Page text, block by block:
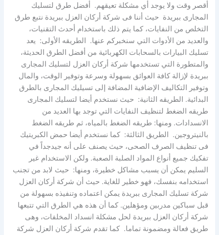
أقصر وقت ولا يوجد أي مشكلة تعيقهم. أفضل طرق لتسليك
المجارى ببريدة حيث أننا فى شركة أركان العزل ببريدة نتبع طرق
التخلص من النفايات، كما يتم ذلك باستخدام أحدث التقنيات،
والعديد من الأدوات التي سنخبركم عنها. الطريقه الأولى: يعد
تسليك البيارات بالسحابات الكهربائية من أفضل الطرق الحديثة،
والمتطورة التي تستخدمها شركة أركان العزل لتسليك المجارى
ببريدة لإزالة كافة العوائق بسهولة وسرعة وتوفير الوقت، والمال
وتوفير التكاليف الإضافية المضافة إلى تسيليك المجارى بالطرق
البدائية. الطريقه الثانية: حيث نستخدم أيضا لتسليك المجارى
طريقه الضغط لتنظيف النفايات التي توجد بها العديد من
الانسدادات. ومنها: طريقه الضغط بالمياه، ثم طريقه الضغط
بالنيتروجين. الطريق الثالثة: كما نستخدم أيضا حمض الكبريتيك
فى تنظيف الصرف الصحى، حيث يصنف على أنه جيدجداً في
تفكيك جميع أنواع المواد الصلبة الصعبة. ولكن الاستخدام غير
السليم يمكن أن يسبب مشاكل خطيرة، ومنها: حيث لابد من تجنب
استخدامه بنفسك، فهو خطير للغاية. حيث أن شركة أركان العزل
شركة تسليك المجارى ببريدة يمكن اعتماده وتنفيذه بسهولة من
قبل سباكين مدربين ومؤهلين. كما أن هذه هي الطرق التي تتبعها
شركة أركان العزل ببريدة لحل مشكلة انسداد المخلفات، وهى
طريق فعالة ومضمونة تماما. كما تقدم شركة أركان العزل شركة